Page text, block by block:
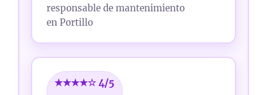
responsable de mantenimiento
en Portillo
★★★★☆ 4/5